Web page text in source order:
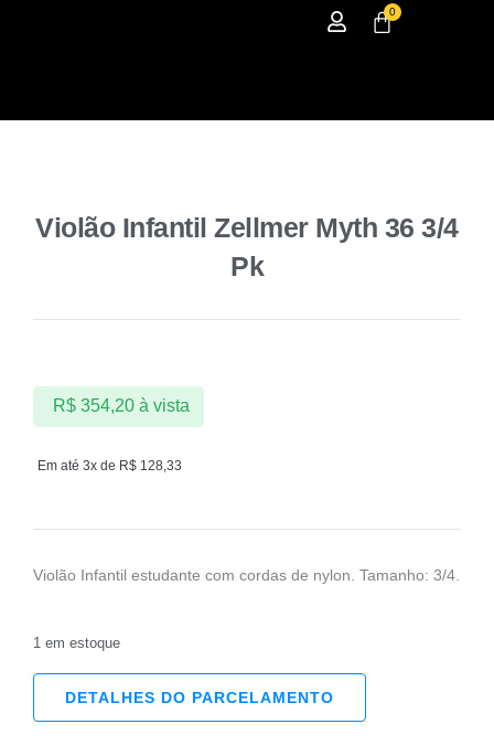
0
Violão Infantil Zellmer Myth 36 3/4
Pk
Em até 3x de R$ 128,33
R$354,20 à vista
Violão Infantil estudante com cordas de nylon. Tamanho: 3/4.
1 em estoque
DETALHES DO PARCELAMENTO